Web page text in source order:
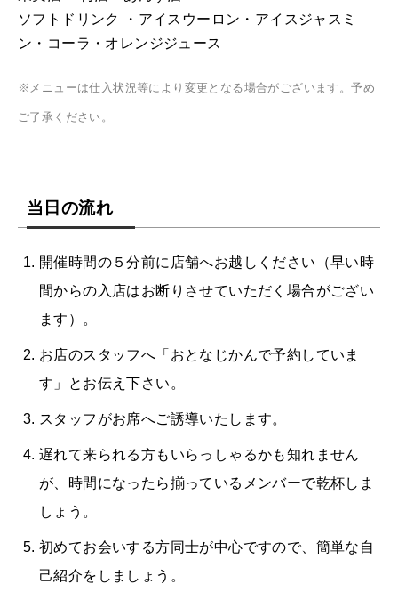
ソフトドリンク ・アイスウーロン・アイスジャスミ
ン・コーラ・オレンジジュース
※メニューは仕入状況等により変更となる場合がございます。予め
ご了承ください。
当日の流れ
開催時間の５分前に店舗へお越しください（早い時
間からの入店はお断りさせていただく場合がござい
ます）。
お店のスタッフへ「おとなじかんで予約していま
す」とお伝え下さい。
スタッフがお席へご誘導いたします。
遅れて来られる方もいらっしゃるかも知れません
が、時間になったら揃っているメンバーで乾杯しま
しょう。
初めてお会いする方同士が中心ですので、簡単な自
己紹介をしましょう。